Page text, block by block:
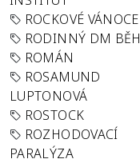
ROCKOVÉ VÁNOCE
RODINNÝ DM BĚH
ROMÁN
ROSAMUND
LUPTONOVÁ
ROSTOCK
ROZHODOVACÍ
PARALÝZA